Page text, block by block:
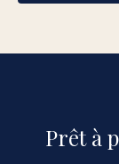
Prêt à